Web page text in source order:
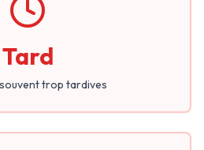
Tard
trop tardives